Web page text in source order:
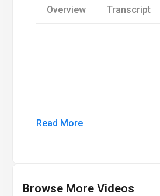
Overview Transcript
Read More
Browse More Videos